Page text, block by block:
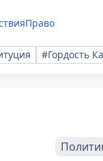
Право
#Гордость